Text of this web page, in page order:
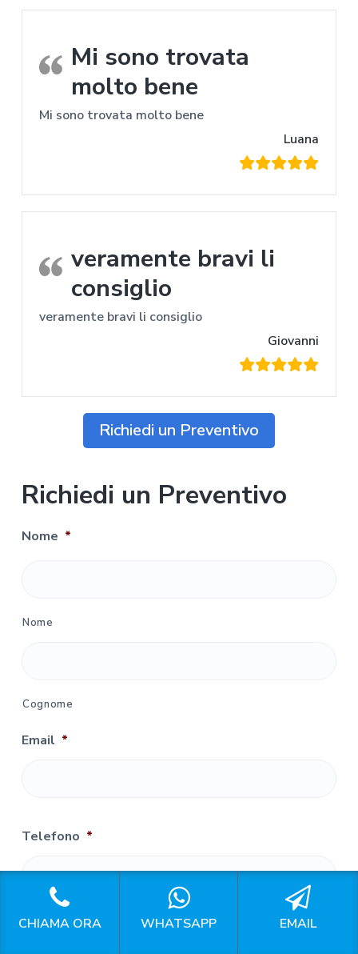
Mi sono trovata
molto bene
Mi sono trovata molto bene
Luana
veramente bravi li
consiglio
veramente bravi li consiglio
Giovanni
Richiedi un Preventivo
Richiedi un Preventivo
Nome *
Nome
Cognome
Email *
Telefono *
Il tuo messaggio
CHIAMA ORA WHATSAPP EMAIL